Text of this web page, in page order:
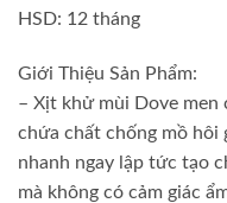
HSD: 12 tháng
Giới Thiệu Sản Phẩm:
– Xịt khử mùi Dove
chứa chất chống mồ hôi
nhanh ngay lập tức tạo
mà không có cảm giác